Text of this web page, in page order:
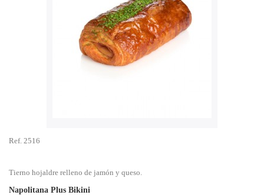
Ref. 2516
Tierno hojaldre relleno de jamón y queso.
Napolitana Plus Bikini